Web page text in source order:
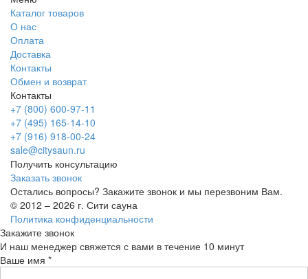
Каталог товаров
О нас
Оплата
Доставка
Контакты
Обмен и возврат
Контакты
+7 (800) 600-97-11
+7 (495) 165-14-10
+7 (916) 918-00-24
sale@citysaun.ru
Получить консультацию
Заказать звонок
Остались вопросы? Закажите звонок и мы перезвоним Вам.
© 2012 – 2026 г. Сити сауна
Политика конфиденциальности
Закажите звонок
И наш менеджер свяжется с вами в течение 10 минут
Ваше имя *